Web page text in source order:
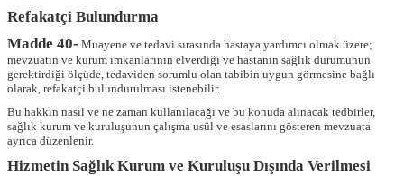
Refakatçi Bulundurma
Madde 40- Muayene ve tedavi sırasında hastaya yardımcı olmak üzere;
mevzuatın ve kurum imkanlarının elverdiği ve hastanın sağlık durumunun
gerektirdiği ölçüde, tedaviden sorumlu olan tabibin uygun görmesine bağlı
olarak, refakatçi bulundurulması istenebilir.
Bu hakkın nasıl ve ne zaman kullanılacağı ve bu konuda alınacak tedbirler,
sağlık kurum ve kuruluşunun çalışma usül ve esaslarını gösteren mevzuata
ayrıca düzenlenir.
Hizmetin Sağlık Kurum ve Kuruluşu Dışında Verilmesi